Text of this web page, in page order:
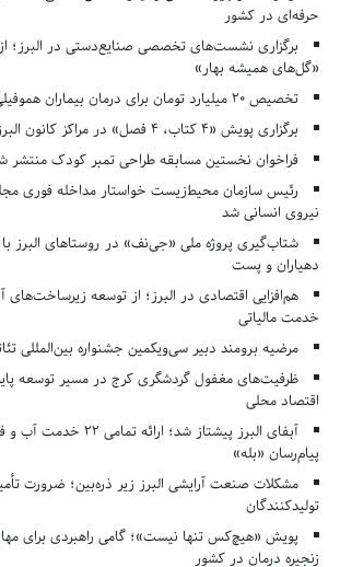
حرفه‌ای در کشور
برگزاری نشست‌های تخصصی صنایع‌دستی در البرز؛
«گل‌های همیشه بهار»
تخصیص ۲۰ میلیارد تومان برای درمان بیماران هموفیلی
برگزاری پویش «۴ کتاب، ۴ فصل» در مراکز کانون البرز
فراخوان نخستین مسابقه طراحی تمبر کودک منتشر
رئیس سازمان محیط‌زیست خواستار مداخله فوری
نیروی انسانی شد
شتاب‌گیری پروژه ملی «جی‌نف» در روستاهای البرز
دهیاران و پست
هم‌افزایی اقتصادی در البرز؛ از توسعه زیرساخت‌های
خدمت مالیاتی
مرضیه برومند دبیر سی‌ویکمین جشنواره بین‌المللی
ظرفیت‌های مغفول گردشگری کرج در مسیر توسعه
اقتصاد محلی
آبفای البرز پیشتاز شد؛
پیام‌رسان «بله»
مشکلات صنعت آرایشی البرز زیر ذره‌بین؛ ضرورت
تولیدکنندگان
پویش «هیچ‌کس تنها نیست»؛ گامی راهبردی برای
زنجیره درمان در کشور